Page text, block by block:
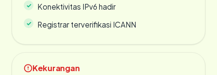
Konektivitas IPv6 hadir
Registrar terverifikasi ICANN
Kekurangan